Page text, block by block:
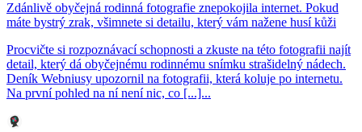
Zdánlivě obyčejná rodinná fotografie znepokojila internet. Pokud
máte bystrý zrak, všimnete si detailu, který vám nažene husí kůži
Procvičte si rozpoznávací schopnosti a zkuste na této fotografii najít
detail, který dá obyčejnému rodinnému snímku strašidelný nádech.
Deník Webniusy upozornil na fotografii, která koluje po internetu.
Na první pohled na ní není nic, co [...]...